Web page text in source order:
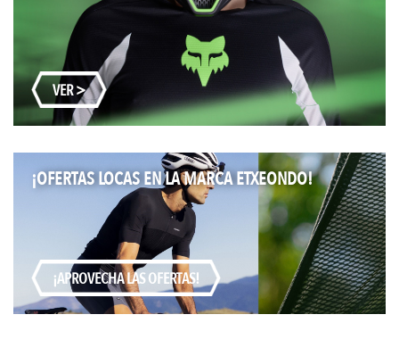
VER >
¡OFERTAS LOCAS EN LA MARCA ETXEONDO!
¡APROVECHA LAS OFERTAS!